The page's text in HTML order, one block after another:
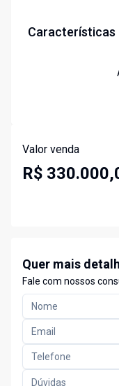
Características
Valor venda
R$
Quer mais
Fale com nossos